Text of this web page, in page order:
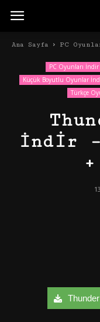
Ana Sayfa PC
PC Oyunları İndir
Küçük Boyutlu Oyunlar
Türkçe
İndir